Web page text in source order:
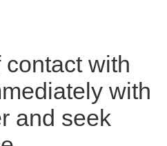
with
with
and seek